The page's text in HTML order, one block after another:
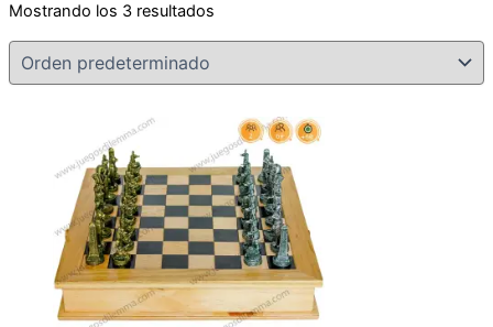
Mostrando los 3 resultados